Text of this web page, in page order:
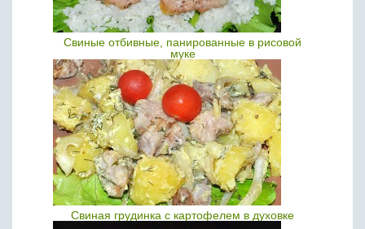
Свиные отбивные, панированные в рисовой
муке
Свиная грудинка с картофелем в духовке